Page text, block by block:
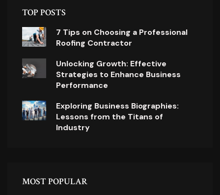
TOP POSTS
7 Tips on Choosing a Professional
Roofing Contractor
Unlocking Growth: Effective
Strategies to Enhance Business
Performance
Exploring Business Biographies:
Lessons from the Titans of
Industry
MOST POPULAR